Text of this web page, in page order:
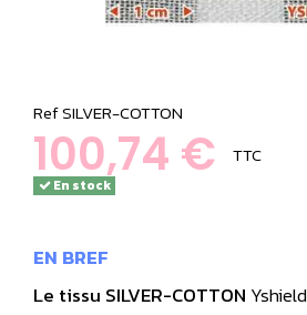
RefSILVER-COTTON
100,74 € TTC
En stock
EN BREF
Le tissu SILVER-COTTON